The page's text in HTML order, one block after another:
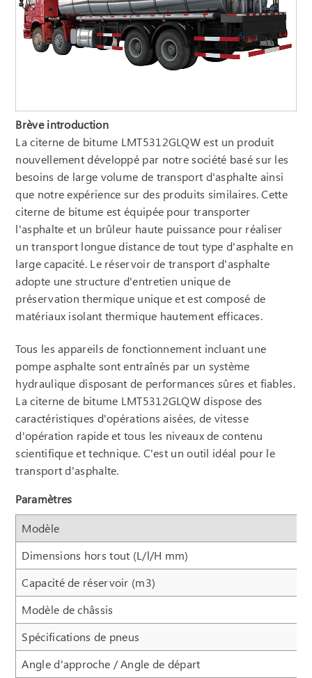
Brève introduction
La citerne de bitume LMT5312GLQW est un produit
nouvellement développé par notre société basé sur les
besoins de large volume de transport d'asphalte ainsi
que notre expérience sur des produits similaires. Cette
citerne de bitume est équipée pour transporter
l'asphalte et un brûleur haute puissance pour réaliser
un transport longue distance de tout type d'asphalte en
large capacité. Le réservoir de transport d'asphalte
adopte une structure d'entretien unique de
préservation thermique unique et est composé de
matériaux isolant thermique hautement efficaces.
Tous les appareils de fonctionnement incluant une
pompe asphalte sont entraînés par un système
hydraulique disposant de performances sûres et fiables.
La citerne de bitume LMT5312GLQW dispose des
caractéristiques d'opérations aisées, de vitesse
d'opération rapide et tous les niveaux de contenu
scientifique et technique. C'est un outil idéal pour le
transport d'asphalte.
Paramètres
Modèle
Dimensions hors tout (L/l/H mm)
Capacité de réservoir (m3)
Modèle de châssis
Spécifications de pneus
Angle d'approche / Angle de départ